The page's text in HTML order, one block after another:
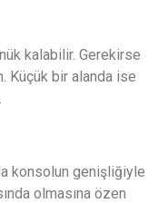
kalabilir. Gerekirse
Küçük bir alanda ise
konsolun genişliğiyle
olmasına özen